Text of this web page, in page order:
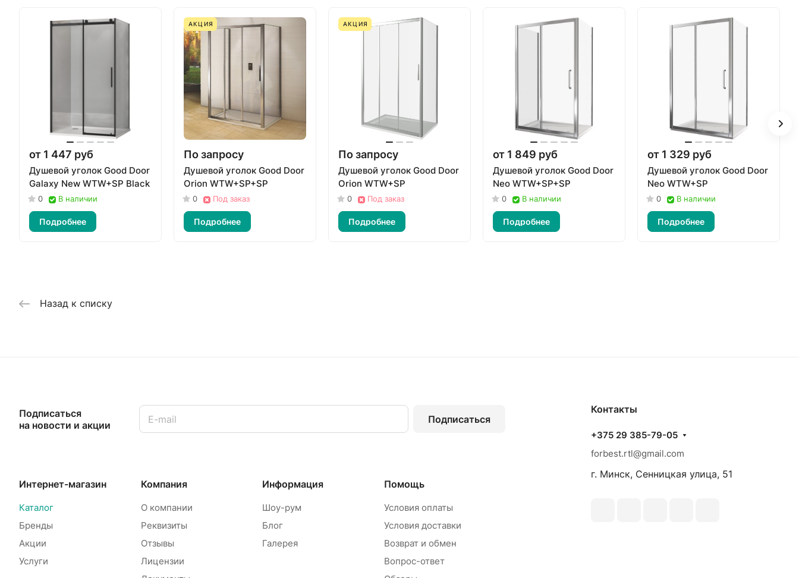
от 1 447 руб
Душевой уголок Good Door
Galaxy New WTW+SP Black
0 В наличии
Подробнее
АКЦИЯ
По запросу
Душевой уголок Good Door
Orion WTW+SP+SP
0 Под заказ
Подробнее
АКЦИЯ
По запросу
Душевой уголок Good Door
Orion WTW+SP
0 Под заказ
Подробнее
от 1 849 руб
Душевой уголок Good Door
Neo WTW+SP+SP
0 В наличии
Подробнее
от 1 329 руб
Душевой уголок Good Door
Neo WTW+SP
0 В наличии
Подробнее
Назад к списку
Подписаться
на новости и акции
Подписаться
Интернет-магазин
Каталог
Бренды
Акции
Услуги
Компания
О компании
Реквизиты
Отзывы
Лицензии
Информация
Шоу-рум
Блог
Галерея
Помощь
Условия оплаты
Условия доставки
Возврат и обмен
Вопрос-ответ
Контакты
+375 29 385-79-05
forbest.rtl@gmail.com
г. Минск, Сенницкая улица, 51